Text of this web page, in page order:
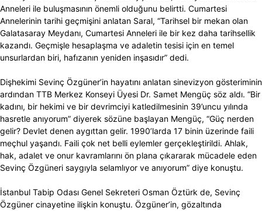
Anneleri ile buluşmasının önemli olduğunu belirtti. Cumartesi
Annelerinin tarihi geçmişini anlatan Saral, “Tarihsel bir mekan olan
Galatasaray Meydanı, Cumartesi Anneleri ile bir kez daha tarihsellik
kazandı. Geçmişle hesaplaşma ve adaletin tesisi için en temel
unsurlardan biri, hafızanın yeniden inşasıdır” dedi.
Dişhekimi Sevinç Özgüner’in hayatını anlatan sinevizyon gösteriminin
ardından TTB Merkez Konseyi Üyesi Dr. Samet Mengüç söz aldı. “Bir
kadını, bir hekimi ve bir devrimciyi katledilmesinin 39’uncu yılında
hasretle anıyorum” diyerek sözüne başlayan Mengüç, “Güç nerden
gelir? Devlet denen aygıttan gelir. 1990’larda 17 binin üzerinde faili
meçhul yaşandı. Faili çok net belli eylemler gerçekleştirildi. Ahlak,
hak, adalet ve onur kavramlarını ön plana çıkararak mücadele eden
Sevinç Özgüneri saygıyla selamlıyor ve anıyorum” diye konuştu.
İstanbul Tabip Odası Genel Sekreteri Osman Öztürk de, Sevinç
Özgüner cinayetine ilişkin konuştu. Özgüner’in, gözaltında